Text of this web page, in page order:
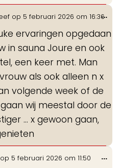
op 5 februari 2026 om 16:36
ervaringen opgedaan
in sauna Joure en ook
een keer met. Man
als ook alleen n x
volgende week of de
wij meestal door de
… x gewoon gaan,
...
5 februari 2026 om 11:50 ...